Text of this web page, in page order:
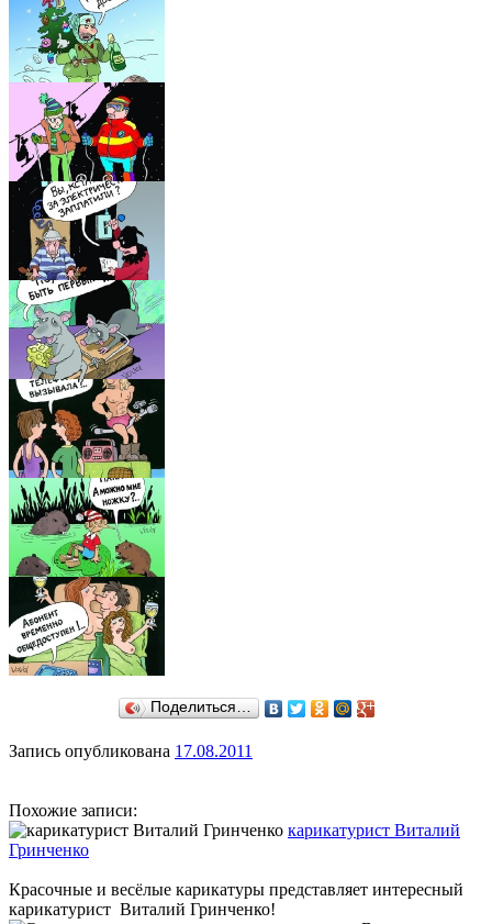
Поделиться…
Запись опубликована 17.08.2011
Похожие записи:
карикатурист Виталий
Гринченко
Красочные и весёлые карикатуры представляет интересный
карикатурист Виталий Гринченко!